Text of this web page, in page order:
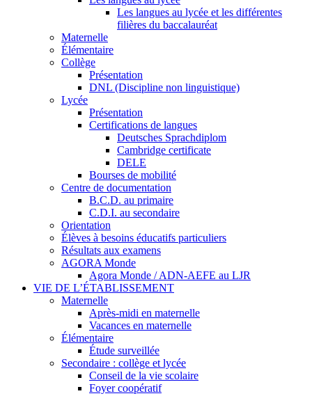
Les langues au lycée et les différentes
filières du baccalauréat
Maternelle
Élémentaire
Collège
Présentation
DNL (Discipline non linguistique)
Lycée
Présentation
Certifications de langues
Deutsches Sprachdiplom
Cambridge certificate
DELE
Bourses de mobilité
Centre de documentation
B.C.D. au primaire
C.D.I. au secondaire
Orientation
Élèves à besoins éducatifs particuliers
Résultats aux examens
AGORA Monde
Agora Monde / ADN-AEFE au LJR
VIE DE L’ÉTABLISSEMENT
Maternelle
Après-midi en maternelle
Vacances en maternelle
Élémentaire
Étude surveillée
Secondaire : collège et lycée
Conseil de la vie scolaire
Foyer coopératif